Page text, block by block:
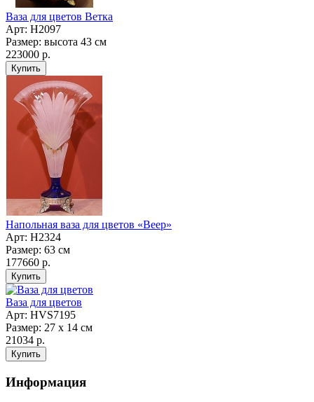
Ваза для цветов Ветка
Арт: Н2097
Размер: высота 43 см
223000 р.
Напольная ваза для цветов «Веер»
Арт: Н2324
Размер: 63 см
177660 р.
Ваза для цветов
Арт: НVS7195
Размер: 27 х 14 см
21034 р.
Информация